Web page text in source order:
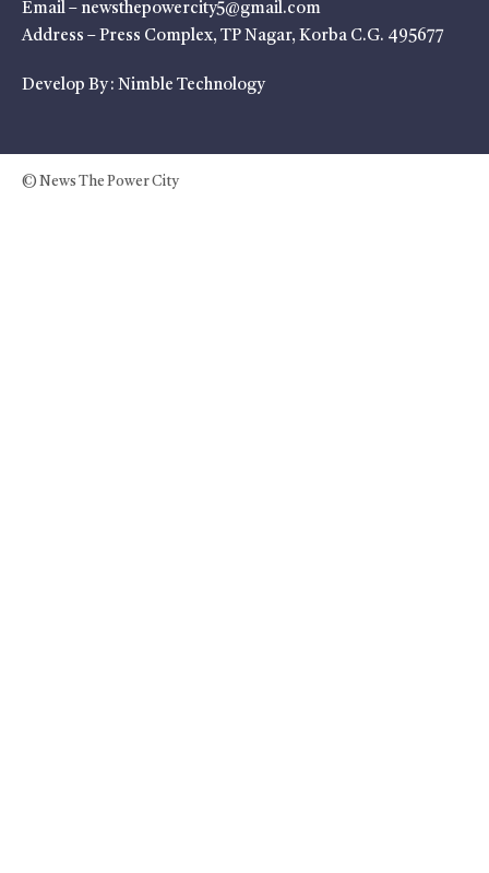
Email – newsthepowercity5@gmail.com
Address – Press Complex, TP Nagar, Korba C.G. 495677
Develop By : Nimble Technology
© News The Power City